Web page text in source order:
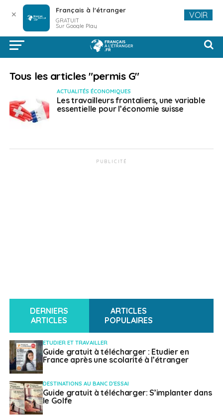
Tous les articles "permis G"
ACTUALITÉS ÉCONOMIQUES
Les travailleurs frontaliers, une variable
essentielle pour l’économie suisse
PUBLICITÉ
DERNIERS
ARTICLES
ARTICLES
POPULAIRES
ETUDIER ET TRAVAILLER
Guide gratuit à télécharger : Etudier en
France après une scolarité à l’étranger
DESTINATIONS AU BANC D'ESSAI
Guide gratuit à télécharger: S’implanter dans
le Golfe
✕ Français à l'étranger
GRATUIT
Sur Google Play
VOIR